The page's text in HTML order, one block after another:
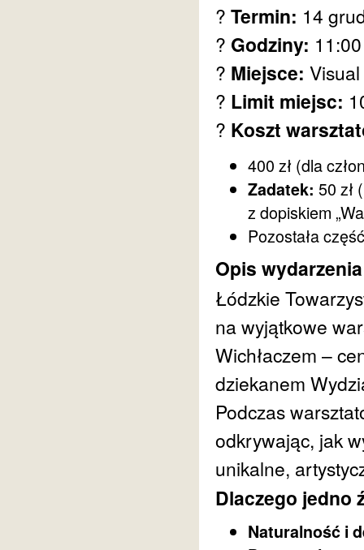
? Termin: 14
? Godziny:
? Miejsce:
? Limit miejsc:
? Koszt
400 zł (dla
Zadatek: 50 zł
z dopiskiem
Pozostała
Opis wydarzenia
Łódzkie
na wyjątkowe
Wichłaczem –
dziekanem
Podczas
odkrywając, jak
unikalne,
Dlaczego jedno
Naturalność i